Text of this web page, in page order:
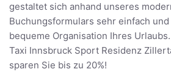
gestaltet sich anhand unseres
Buchungsformulars sehr einfach
bequeme Organisation Ihres
Taxi Innsbruck Sport Residenz
sparen Sie bis zu 20%!